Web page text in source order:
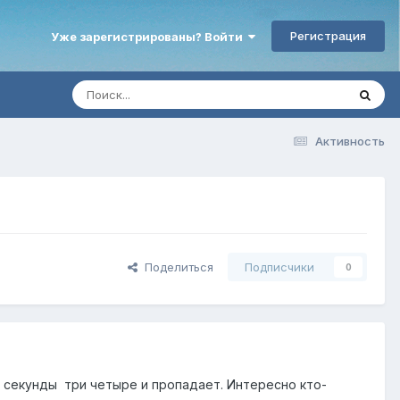
Уже зарегистрированы? Войти Регистрация
Активность
Поделиться Подписчики 0
три четыре и пропадает. Интересно кто-